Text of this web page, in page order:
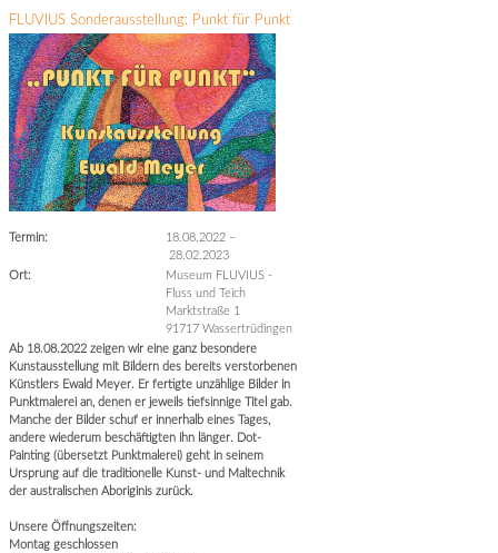
FLUVIUS Sonderausstellung: Punkt für Punkt
Termin: 18.08.2022 –
28.02.2023
Ort:
Museum FLUVIUS -
Fluss und Teich
Marktstraße 1
91717 Wassertrüdingen
Ab 18.08.2022 zeigen wir eine ganz besondere
Kunstausstellung mit Bildern des bereits verstorbenen
Künstlers Ewald Meyer. Er fertigte unzählige Bilder in
Punktmalerei an, denen er jeweils tiefsinnige Titel gab.
Manche der Bilder schuf er innerhalb eines Tages,
andere wiederum beschäftigten ihn länger. Dot-
Painting (übersetzt Punktmalerei) geht in seinem
Ursprung auf die traditionelle Kunst- und Maltechnik
der australischen Aboriginis zurück.
Unsere Öffnungszeiten:
Montag geschlossen